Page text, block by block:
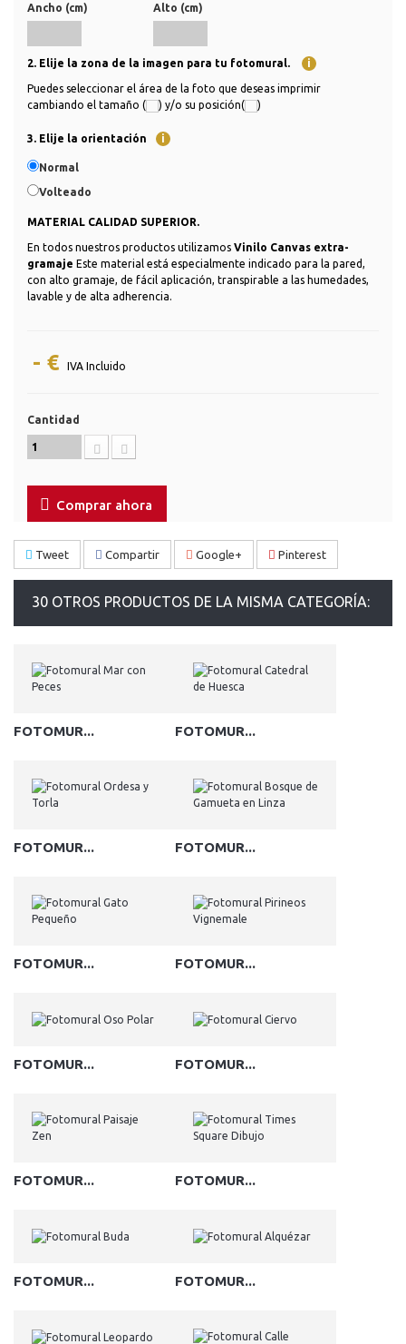
Ancho (cm) Alto (cm)
2. Elije la zona de la imagen para tu fotomural. i
Puedes seleccionar el área de la foto que deseas imprimir
cambiando el tamaño (
) y/o su posición( )
3. Elije la orientación i
Normal
Volteado
MATERIAL CALIDAD SUPERIOR.
En todos nuestros productos utilizamos Vinilo Canvas extra-
gramaje Este material está especialmente indicado para la pared,
con alto gramaje, de fácil aplicación, transpirable a las humedades,
lavable y de alta adherencia.
- € IVA Incluido
Cantidad
Comprar ahora
Tweet Compartir Google+ Pinterest
30 OTROS PRODUCTOS DE LA MISMA CATEGORÍA:
FOTOMUR... FOTOMUR...
FOTOMUR... FOTOMUR...
FOTOMUR... FOTOMUR...
FOTOMUR... FOTOMUR...
FOTOMUR... FOTOMUR...
FOTOMUR... FOTOMUR...